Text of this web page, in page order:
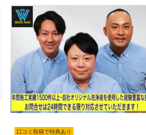
さい。
ロモーションを含む場合があ
口コミ投稿で特典あり